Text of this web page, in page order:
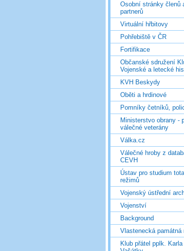
Osobní stránky členů
partnerů
Virtuální hřbitovy
Pohřebiště v ČR
Fortifikace
Občanské sdružení
Vojenské a letecké
KVH Beskydy
Oběti a hrdinové
Pomníky četníků,
Ministerstvo obrany -
válečné veterány
Válka.cz
Válečné hroby z
CEVH
Ústav pro studium
režimů
Vojenský ústřední
Vojenství
Background
Vlastenecká památná
Klub přátel pplk. Karla